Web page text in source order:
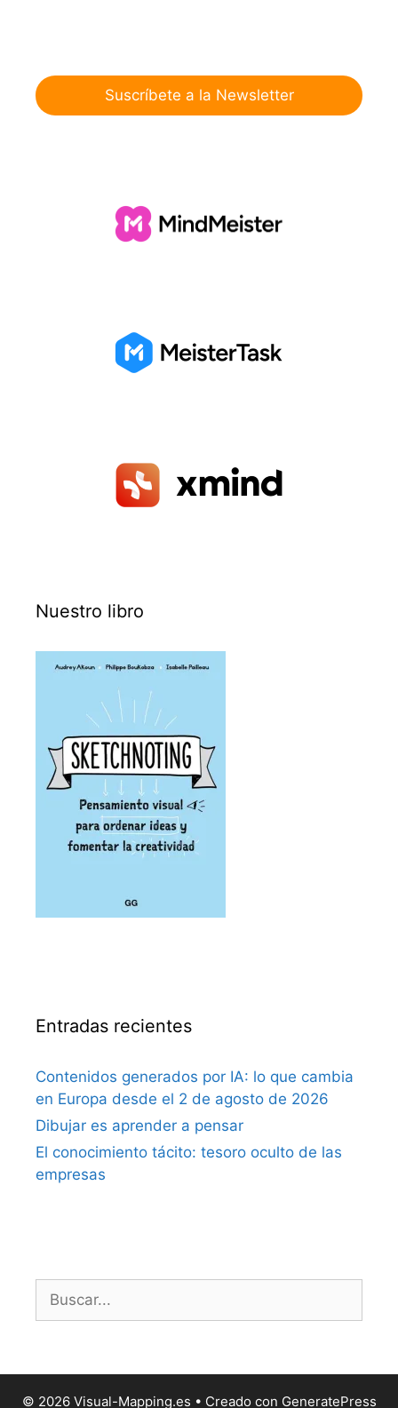
Suscríbete a la Newsletter
Nuestro libro
Entradas recientes
Contenidos generados por IA: lo que cambia
en Europa desde el 2 de agosto de 2026
Dibujar es aprender a pensar
El conocimiento tácito: tesoro oculto de las
empresas
© 2026 Visual-Mapping.es • Creado con GeneratePress